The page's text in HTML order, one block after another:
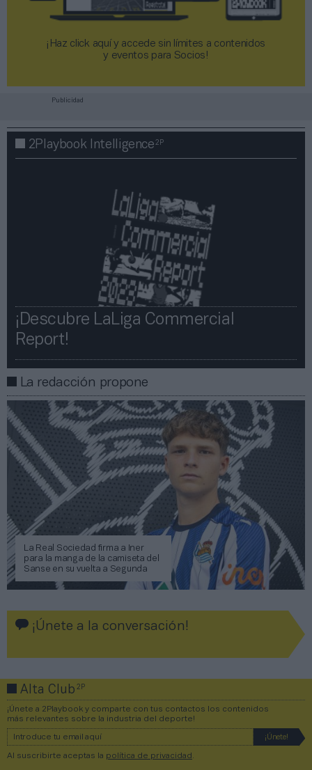
¡Haz click aquí y accede sin límites a contenidos
y eventos para Socios!​​​​​​​
Publicidad
2Playbook Intelligence2P
¡Descubre LaLiga Commercial
Report!​​
La redacción propone
La Real Sociedad firma a Iner
para la manga de la camiseta del
Sanse en su vuelta a Segunda
¡Únete a la conversación!
Alta Club2P
¡Únete a 2Playbook y comparte con tus contactos los contenidos
más relevantes sobre la industria del deporte!
Al suscribirte aceptas la política de privacidad .